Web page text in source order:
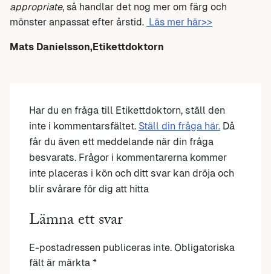
appropriate, så handlar det nog mer om färg och
mönster anpassat efter årstid. Läs mer här>>
Mats Danielsson,Etikettdoktorn
Har du en fråga till Etikettdoktorn, ställ den
inte i kommentarsfältet. Ställ din fråga här. Då
får du även ett meddelande när din fråga
besvarats. Frågor i kommentarerna kommer
inte placeras i kön och ditt svar kan dröja och
blir svårare för dig att hitta
Lämna ett svar
E-postadressen publiceras inte. Obligatoriska
fält är märkta *